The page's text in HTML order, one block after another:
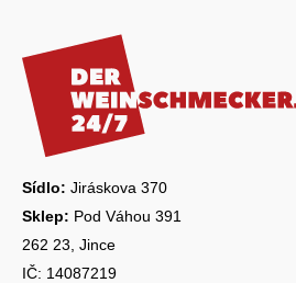
Sídlo: Jiráskova 370
Sklep: Pod Váhou 391
262 23, Jince
IČ: 14087219